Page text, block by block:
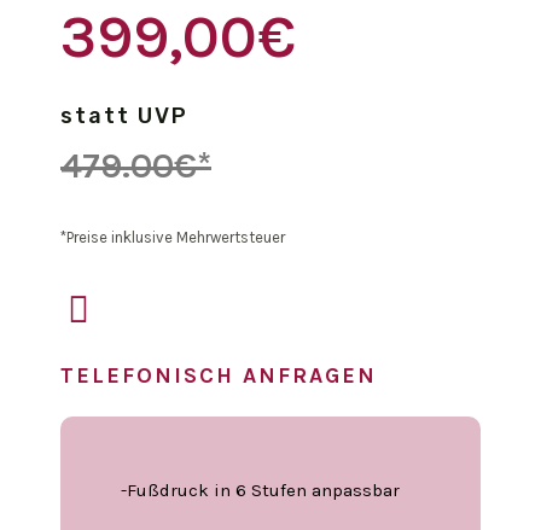
399,00€
statt UVP
479.00€*
*Preise inklusive Mehrwertsteuer
TELEFONISCH ANFRAGEN
-Fußdruck in 6 Stufen anpassbar